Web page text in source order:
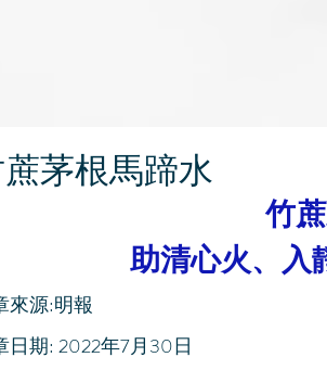
茅根馬蹄水
竹
助清心火、入
來源:明報
日期: 2022年7月30日